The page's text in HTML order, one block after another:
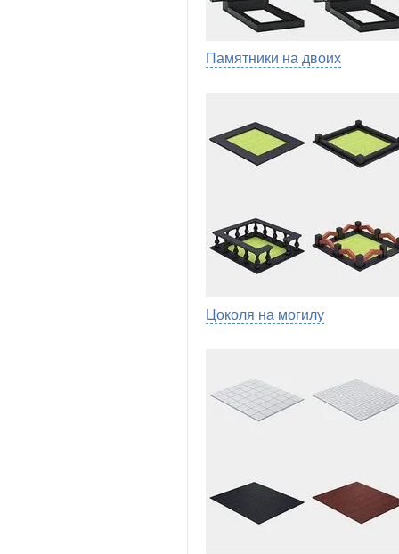
Памятники на двоих
Цоколя на могилу